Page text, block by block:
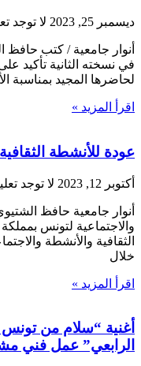
ديسمبر 25, 2023 لا توجد
أنوار جامعية / كتب
في نسخته الثانية تأكيد
لحاضرها المجيد بمناسبة
اقرأ المزيد »
عودة للأنشطة
أكتوبر 12, 2023 لا توجد
أنوار جامعية حافظ
والاجتماعية لتونس
الثقافية والأنشطة
خلال
اقرأ المزيد »
أغنية “سلام من تونس
الرابعي” عمل فني